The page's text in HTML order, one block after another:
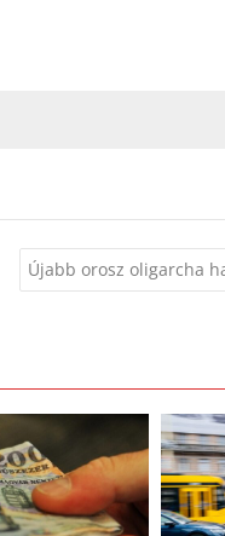
Újabb orosz oligarcha